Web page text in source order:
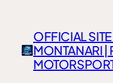
OFFICIAL
MONTANARI |